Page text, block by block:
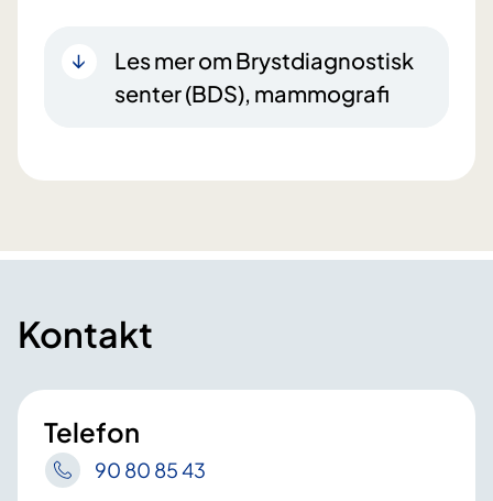
Les mer om Brystdiagnostisk
senter (BDS), mammografi
Kontakt
Telefon
90 80 85 43